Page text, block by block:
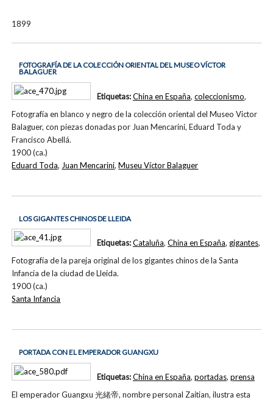
1899
FOTOGRAFÍA DE LA COLECCIÓN ORIENTAL DEL MUSEO VÍCTOR
BALAGUER
Fotografía en blanco y negro de la colección oriental del Museo Victor
Balaguer, con piezas donadas por Juan Mencarini, Eduard Toda y
Francisco Abellá.
1900 (ca.)
Etiquetas:China en España, coleccionismo,
Eduard Toda, Juan Mencarini,Museu Víctor Balaguer
LOS GIGANTES CHINOS DE LLEIDA
Fotografía de la pareja original de los gigantes chinos de la Santa
Infancia de la ciudad de Lleida.
1900 (ca.)
Etiquetas:Cataluña, China en España, gigantes,
Santa Infancia
PORTADA CON EL EMPERADOR GUANGXU
El emperador Guangxu 光緒帝, nombre personal Zaitian, ilustra esta
Etiquetas:China en España, portadas, prensa